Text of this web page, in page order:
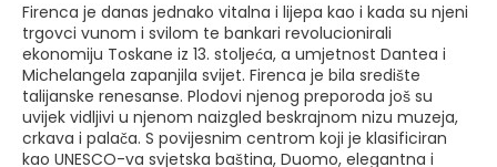
Firenca je danas jednako vitalna i lijepa kao i kada su njeni
trgovci vunom i svilom te bankari revolucionirali
ekonomiju Toskane iz 13. stoljeća, a umjetnost Dantea i
Michelangela zapanjila svijet. Firenca je bila središte
talijanske renesanse. Plodovi njenog preporoda još su
uvijek vidljivi u njenom naizgled beskrajnom nizu muzeja,
crkava i palača. S povijesnim centrom koji je klasificiran
kao UNESCO-va svjetska baština, Duomo, elegantna i